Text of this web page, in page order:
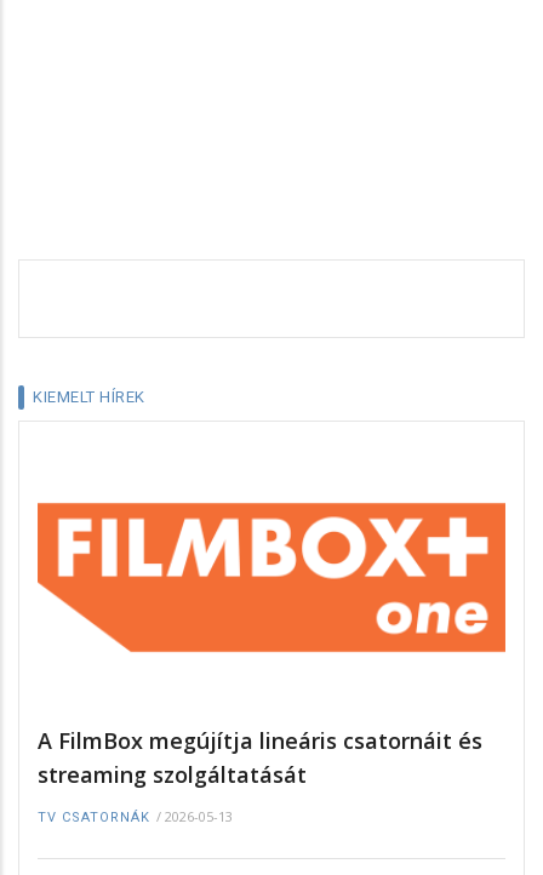
KIEMELT HÍREK
A FilmBox megújítja lineáris csatornáit és
streaming szolgáltatását
TV CSATORNÁK / 2026-05-13